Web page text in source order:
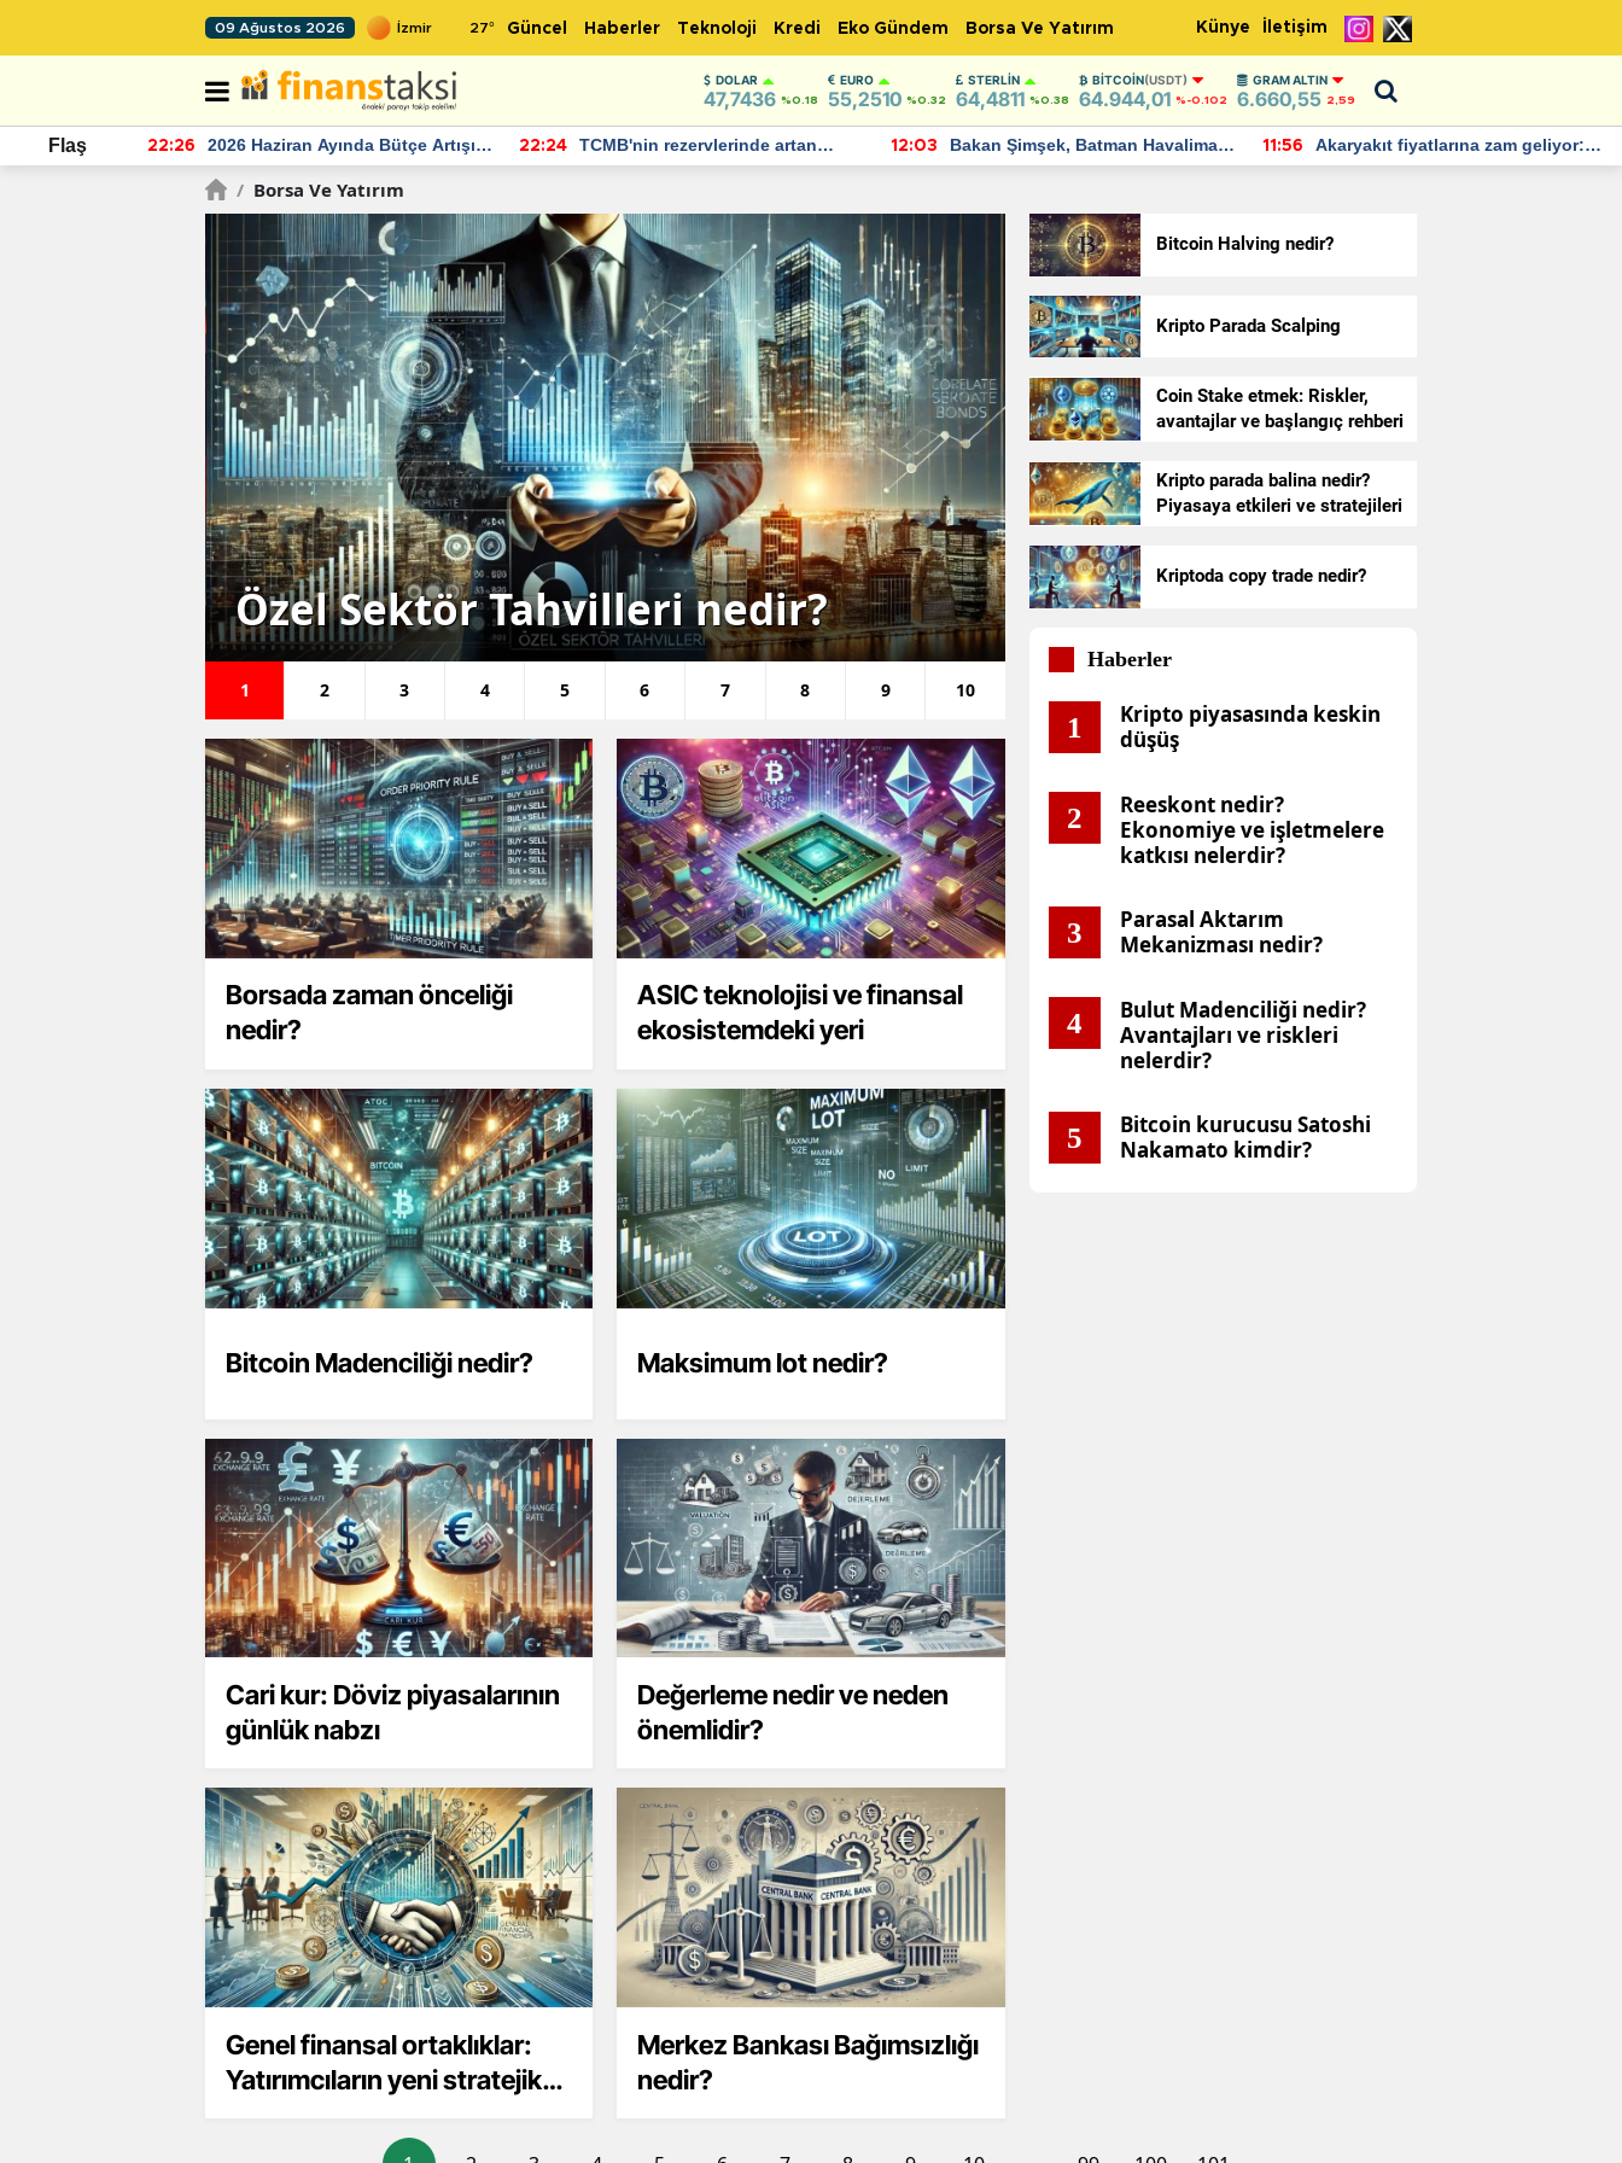
09 Ağustos 2026 27° Güncel Haberler Teknoloji Kredi Eko Gündem Borsa Ve Yatırım Künye İletişim
DOLAR
47,7436 %0.18
EURO
55,2510 %0.32
STERLIN
64,4811 %0.38
BITCOIN(USDT)
64.944,01 %-0.102
GRAM ALTIN
6.660,55 2,59
Flaş 22:26
2026 Haziran Ayında Bütçe Artışı
Yaşandı
22:24
TCMB'nin rezervlerinde artan
momentum devam ediyor
12:03
Bakan Şimşek, Batman Havalimanı
için umut verici açıklamalarda
11:56
Akaryakıt fiyatlarına zam geliyor:
Yeni tarih açıklandı
/ Borsa Ve Yatırım
Özel Sektör Tahvilleri nedir?
Ödenmiş sermaye nedir?
1 2 3 4 5 6 7 8 9 10
Borsada zaman önceliği
nedir?
ASIC teknolojisi ve finansal
ekosistemdeki yeri
Bitcoin Madenciliği nedir? Maksimum lot nedir?
Cari kur: Döviz piyasalarının
günlük nabzı
Değerleme nedir ve neden
önemlidir?
Genel finansal ortaklıklar:
Yatırımcıların yeni stratejik
Merkez Bankası Bağımsızlığı
nedir?
Bitcoin Halving nedir?
Kripto Parada Scalping
Coin Stake etmek: Riskler,
avantajlar ve başlangıç rehberi
Kripto parada balina nedir?
Piyasaya etkileri ve stratejileri
Kriptoda copy trade nedir?
Haberler
1
Kripto piyasasında keskin
düşüş
2
Reeskont nedir?
Ekonomiye ve işletmelere
katkısı nelerdir?
3
Parasal Aktarım
Mekanizması nedir?
4
Bulut Madenciliği nedir?
Avantajları ve riskleri
nelerdir?
5
Bitcoin kurucusu Satoshi
Nakamato kimdir?